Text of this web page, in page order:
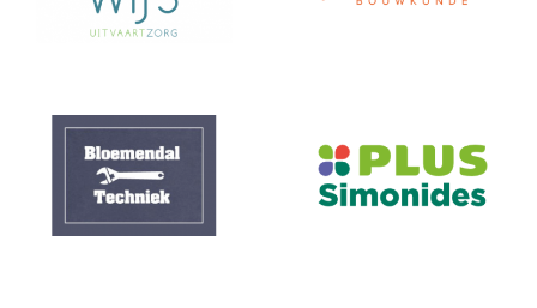
Bloemendal PLUS